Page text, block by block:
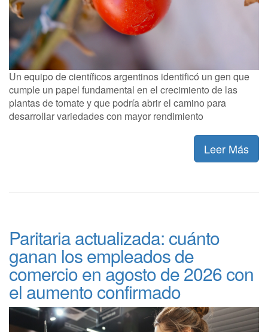
Un equipo de científicos argentinos identificó un gen que
cumple un papel fundamental en el crecimiento de las
plantas de tomate y que podría abrir el camino para
desarrollar variedades con mayor rendimiento
Leer Más
Paritaria actualizada: cuánto
ganan los empleados de
comercio en agosto de 2026 con
el aumento confirmado